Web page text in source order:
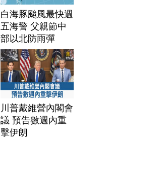
白海豚颱風最快週
五海警 父親節中
部以北防雨彈
川普戴維營內閣會
議 預告數週內重
擊伊朗